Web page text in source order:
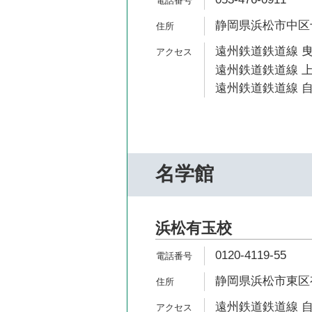
静岡県浜松市中
遠州鉄道鉄道線
遠州鉄道鉄道線
遠州鉄道鉄道線
名学館
浜松有玉校
0120-4119-55
静岡県浜松市東
遠州鉄道鉄道線